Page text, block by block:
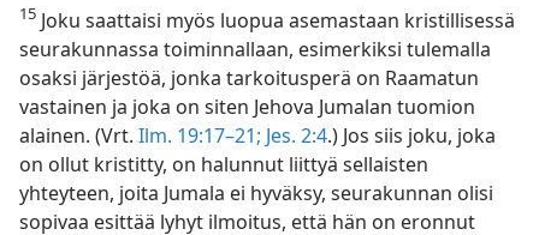
15 Joku saattaisi myös luopua asemastaan kristillisessä
seurakunnassa toiminnallaan, esimerkiksi tulemalla
osaksi järjestöä, jonka tarkoitusperä on Raamatun
vastainen ja joka on siten Jehova Jumalan tuomion
alainen. (Vrt. Ilm. 19:17–21; Jes. 2:4.) Jos siis joku, joka
on ollut kristitty, on halunnut liittyä sellaisten
yhteyteen, joita Jumala ei hyväksy, seurakunnan olisi
sopivaa esittää lyhyt ilmoitus, että hän on eronnut